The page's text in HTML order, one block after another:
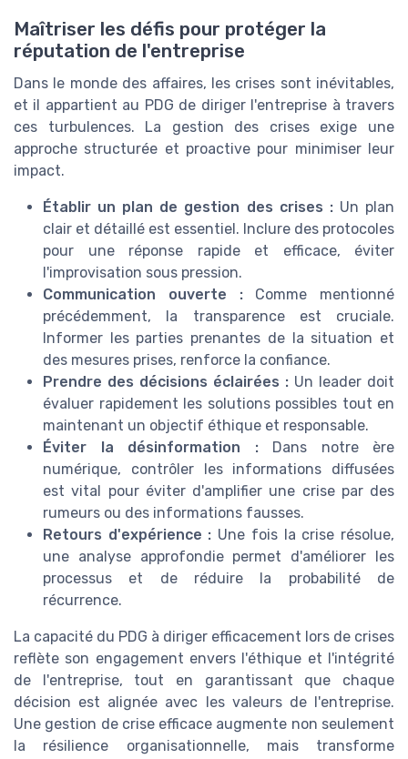
Maîtriser les défis pour protéger la
réputation de l'entreprise
Dans le monde des affaires, les crises sont inévitables,
et il appartient au PDG de diriger l'entreprise à travers
ces turbulences. La gestion des crises exige une
approche structurée et proactive pour minimiser leur
impact.
Établir un plan de gestion des crises :Un plan
clair et détaillé est essentiel. Inclure des protocoles
pour une réponse rapide et efficace, éviter
l'improvisation sous pression.
Communication ouverte :Comme mentionné
précédemment, la transparence est cruciale.
Informer les parties prenantes de la situation et
des mesures prises, renforce la confiance.
Prendre des décisions éclairées : Un leader doit
évaluer rapidement les solutions possibles tout en
maintenant un objectif éthique et responsable.
Éviter la désinformation :Dans notre ère
numérique, contrôler les informations diffusées
est vital pour éviter d'amplifier une crise par des
rumeurs ou des informations fausses.
Retours d'expérience : Une fois la crise résolue,
une analyse approfondie permet d'améliorer les
processus et de réduire la probabilité de
récurrence.
La capacité du PDG à diriger efficacement lors de crises
reflète son engagement envers l'éthique et l'intégrité
de l'entreprise, tout en garantissant que chaque
décision est alignée avec les valeurs de l'entreprise.
Une gestion de crise efficace augmente non seulement
la résilience organisationnelle, mais transforme